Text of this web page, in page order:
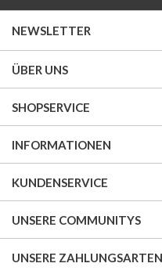
NEWSLETTER
ÜBER UNS
SHOPSERVICE
INFORMATIONEN
KUNDENSERVICE
UNSERE COMMUNITYS
UNSERE ZAHLUNGSARTEN